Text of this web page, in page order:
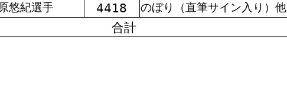
悠紀選手 4418 のぼり（直筆サイン入り）他
合計